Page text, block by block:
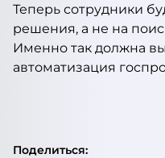
Теперь сотрудники
решения, а не на
Именно так должна
автоматизация
Поделиться: